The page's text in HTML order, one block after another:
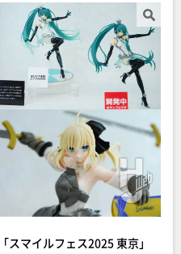
マイルフェス2025 東京」